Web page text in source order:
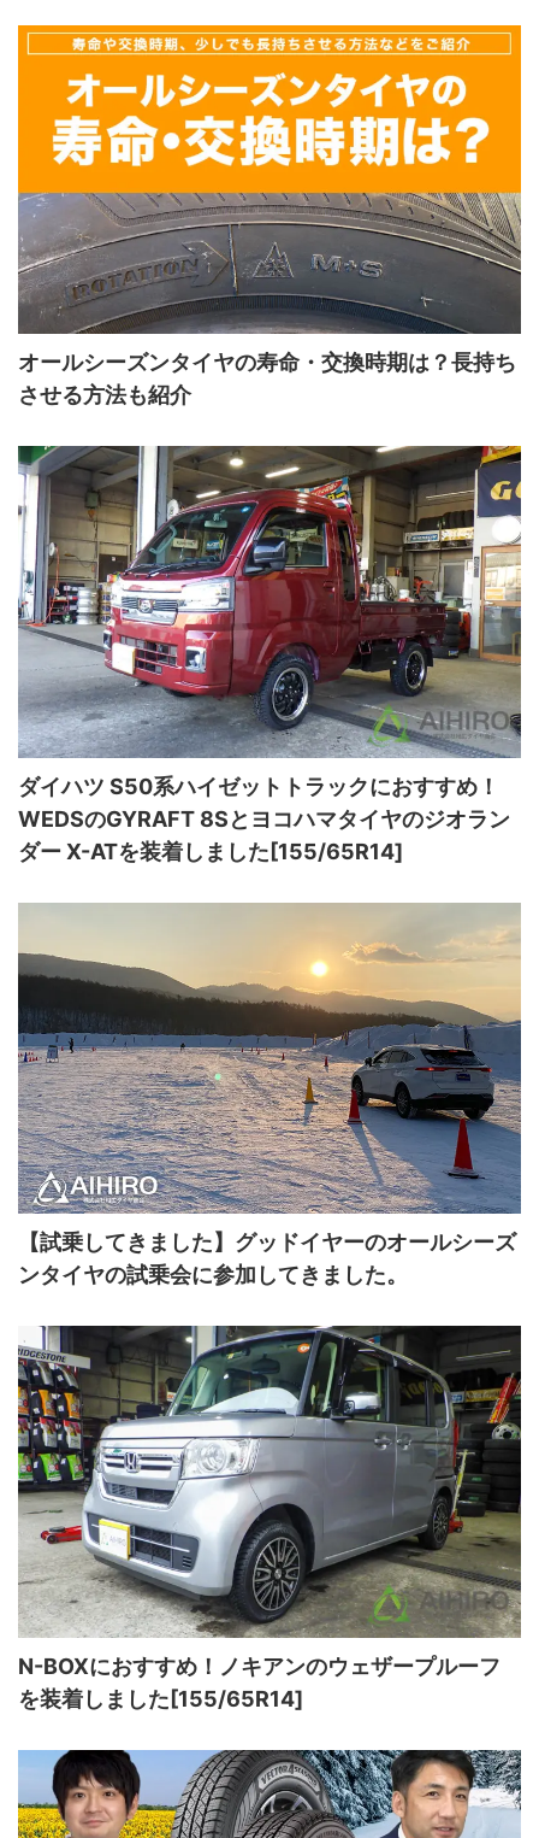
オールシーズンタイヤの寿命・交換時期は？長持ち
させる方法も紹介
ダイハツ S50系ハイゼットトラックにおすすめ！
WEDSのGYRAFT 8Sとヨコハマタイヤのジオラン
ダー X-ATを装着しました[155/65R14]
【試乗してきました】グッドイヤーのオールシーズ
ンタイヤの試乗会に参加してきました。
N-BOXにおすすめ！ノキアンのウェザープルーフ
を装着しました[155/65R14]